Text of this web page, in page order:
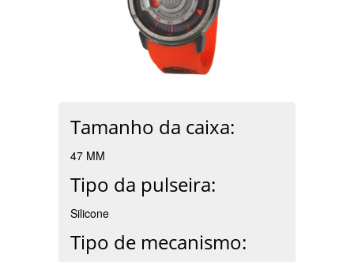
Tamanho da caixa:
47 MM
Tipo da pulseira:
Silicone
Tipo de mecanismo: